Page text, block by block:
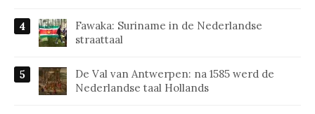
Fawaka: Suriname in de Nederlandse
straattaal
De Val van Antwerpen: na 1585 werd de
Nederlandse taal Hollands